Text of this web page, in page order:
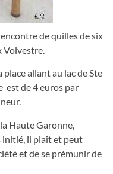
de quilles de six
Volvestre.
allant au lac de Ste
est de 4 euros par
Haute Garonne,
initié, il plaît et peut
et de se prémunir de